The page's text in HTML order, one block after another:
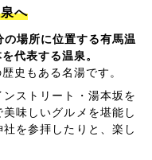
へ
場所に位置する有馬温
代表する温泉。
史もある名湯です。
ストリート・湯本坂を
味しいグルメを堪能し
を参拝したりと、楽し